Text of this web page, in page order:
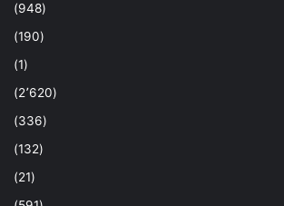
(948)
(190)
(1)
(2٬620)
(336)
(132)
(21)